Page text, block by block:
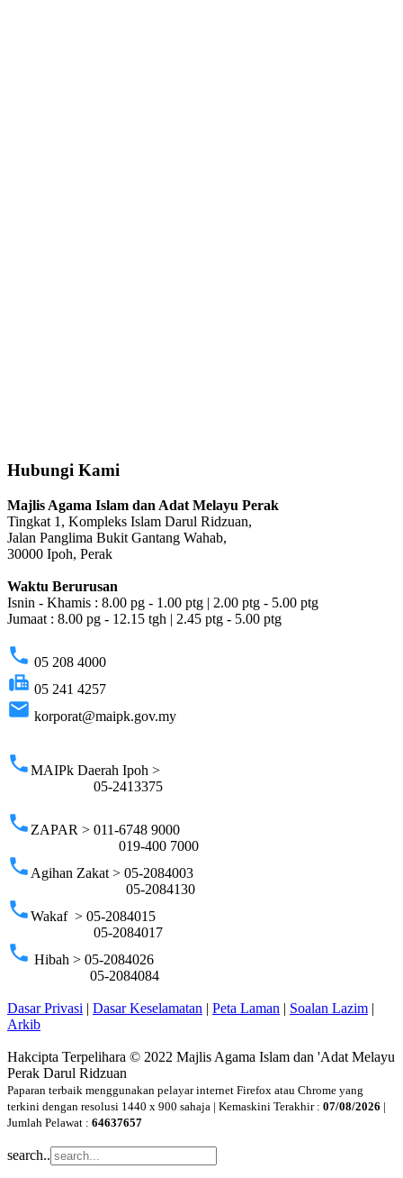
Hubungi Kami
Majlis Agama Islam dan Adat Melayu Perak
Tingkat 1, Kompleks Islam Darul Ridzuan,
Jalan Panglima Bukit Gantang Wahab,
30000 Ipoh, Perak
Waktu Berurusan
Isnin - Khamis : 8.00 pg - 1.00 ptg | 2.00 ptg - 5.00 ptg
Jumaat : 8.00 pg - 12.15 tgh | 2.45 ptg - 5.00 ptg
phone 05 208 4000
fax 05 241 4257
email korporat@maipk.gov.my
phoneMAIPk Daerah Ipoh >
05-2413375
phone ZAPAR > 011-6748 9000
019-400 7000
phone Agihan Zakat > 05-2084003
05-2084130
phoneWakaf > 05-2084015
05-2084017
phone Hibah > 05-2084026
05-2084084
Dasar Privasi | Dasar Keselamatan | Peta Laman | Soalan Lazim |
Arkib
Hakcipta Terpelihara © 2022 Majlis Agama Islam dan 'Adat Melayu
Perak Darul Ridzuan
Paparan terbaik menggunakan pelayar internet Firefox atau Chrome yang
terkini dengan resolusi 1440 x 900 sahaja | Kemaskini Terakhir : 07/08/2026 |
Jumlah Pelawat : 64637657
search..